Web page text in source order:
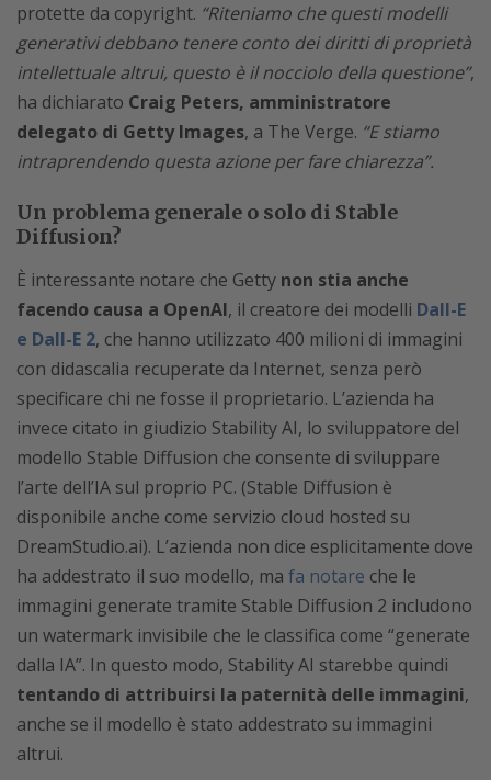
protette da copyright. “Riteniamo che questi modelli
generativi debbano tenere conto dei diritti di proprietà
intellettuale altrui, questo è il nocciolo della questione”,
ha dichiarato Craig Peters, amministratore
delegato di Getty Images, a The Verge. “E stiamo
intraprendendo questa azione per fare chiarezza”.
Un problema generale o solo di Stable
Diffusion?
È interessante notare che Getty non stia anche
facendo causa a OpenAI, il creatore dei modelli Dall-E
e Dall-E 2, che hanno utilizzato 400 milioni di immagini
con didascalia recuperate da Internet, senza però
specificare chi ne fosse il proprietario. L’azienda ha
invece citato in giudizio Stability AI, lo sviluppatore del
modello Stable Diffusion che consente di sviluppare
l’arte dell’IA sul proprio PC. (Stable Diffusion è
disponibile anche come servizio cloud hosted su
DreamStudio.ai). L’azienda non dice esplicitamente dove
ha addestrato il suo modello, ma fa notare che le
immagini generate tramite Stable Diffusion 2 includono
un watermark invisibile che le classifica come “generate
dalla IA”. In questo modo, Stability AI starebbe quindi
tentando di attribuirsi la paternità delle immagini,
anche se il modello è stato addestrato su immagini
altrui.